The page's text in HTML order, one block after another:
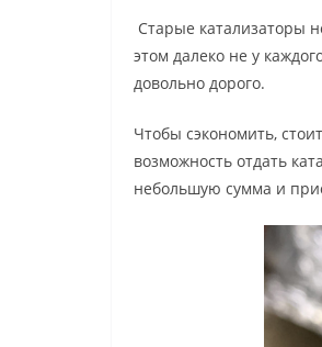
Старые катализаторы
этом далеко не у
довольно дорого.
Чтобы сэкономить,
возможность отдать
небольшую сумма и